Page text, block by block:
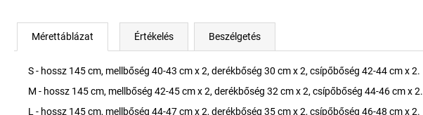
Mérettáblázat Értékelés Beszélgetés
S - hossz 145 cm, mellbőség 40-43 cm x 2, derékbőség 30 cm x 2, csípőbőség 42-44 cm x 2.
M - hossz 145 cm, mellbőség 42-45 cm x 2, derékbőség 32 cm x 2, csípőbőség 44-46 cm x 2.
L - hossz 145 cm, mellbőség 44-47 cm x 2, derékbőség 35 cm x 2, csípőbőség 46-48 cm x 2.